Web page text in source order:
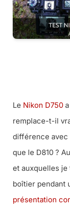
Le Nikon D750
remplace-t-il
différence avec
que le D810 ?
et auxquelles
boîtier pendant
présentation